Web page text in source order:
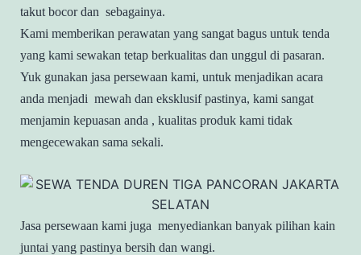
takut bocor dan sebagainya.
Kami memberikan perawatan yang sangat bagus untuk tenda
yang kami sewakan tetap berkualitas dan unggul di pasaran.
Yuk gunakan jasa persewaan kami, untuk menjadikan acara
anda menjadi mewah dan eksklusif pastinya, kami sangat
menjamin kepuasan anda , kualitas produk kami tidak
mengecewakan sama sekali.
Jasa persewaan kami juga menyediankan banyak pilihan kain
juntai yang pastinya bersih dan wangi.